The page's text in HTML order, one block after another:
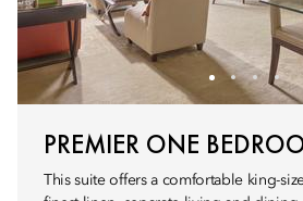
PREMIER ONE
This suite offers a comfortable king-